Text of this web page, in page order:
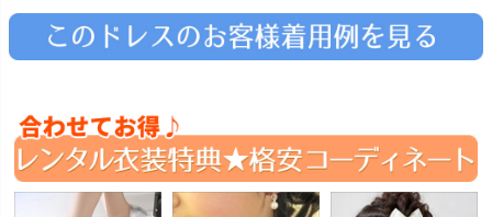
対応 七五三・発表会・記念撮影
予約 Web または お電話
ヘアメイク・着付け